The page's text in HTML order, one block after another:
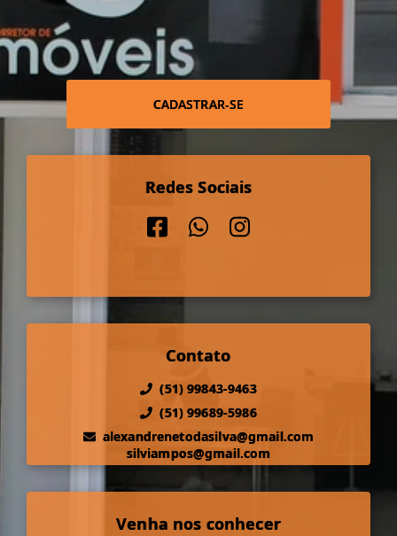
CADASTRAR-SE
Redes Sociais
Contato
(51) 99843-9463
(51) 99689-5986
alexandrenetodasilva@gmail.com
silviampos@gmail.com
Venha nos conhecer